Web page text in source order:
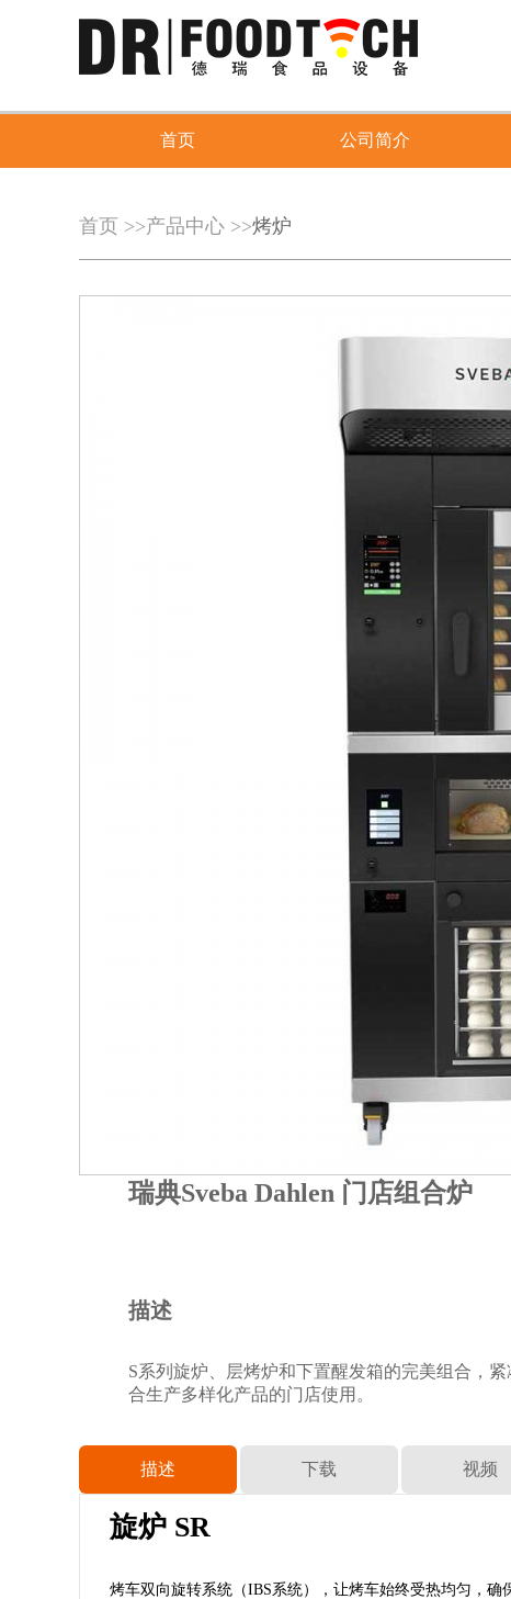
首页 公司简介
首页 >>产品中心 >>烤炉
瑞典Sveba Dahlen 门店组合炉
描述
S系列旋炉、层烤炉和下置醒发箱的完美组合，
合生产多样化产品的门店使用。
描述 下载 视频
旋炉 SR
烤车双向旋转系统（IBS系统），让烤车始终受热均匀，确